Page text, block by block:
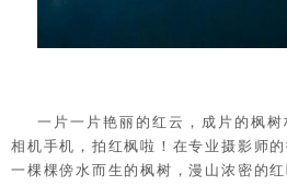
一片一片艳丽的红云，成片的枫
相机手机，拍红枫啦！在专业摄影师
一棵棵傍水而生的枫树，漫山浓密的